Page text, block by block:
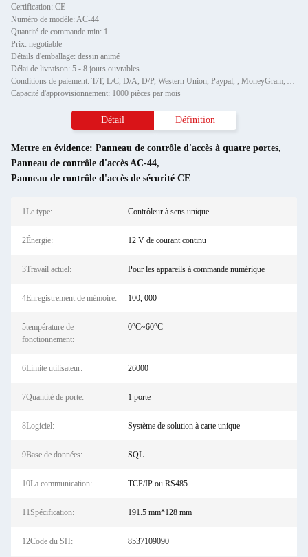
Certification: CE
Numéro de modèle: AC-44
Quantité de commande min: 1
Prix: negotiable
Détails d'emballage: dessin animé
Délai de livraison: 5 - 8 jours ouvrables
Conditions de paiement: T/T, L/C, D/A, D/P, Western Union, Paypal, , MoneyGram, Alipay et ainsi de suite.
Capacité d'approvisionnement: 1000 pièces par mois
Détail Définition
Mettre en évidence: Panneau de contrôle d'accès à quatre portes,
Panneau de contrôle d'accès AC-44,
Panneau de contrôle d'accès de sécurité CE
1Le type: Contrôleur à sens unique
2Énergie: 12 V de courant continu
3Travail actuel: Pour les appareils à commande numérique
4Enregistrement de mémoire: 100, 000
5température de
fonctionnement:
0°C~60°C
6Limite utilisateur: 26000
7Quantité de porte: 1 porte
8Logiciel: Système de solution à carte unique
9Base de données: SQL
10La communication: TCP/IP ou RS485
11Spécification: 191.5 mm*128 mm
12Code du SH: 8537109090